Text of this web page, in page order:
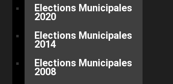
Elections Municipales
2020
Elections Municipales
2014
Elections Municipales
2008